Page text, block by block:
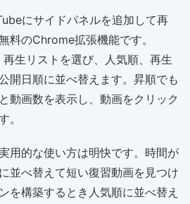
にサイドパネルを追加して再
料のChrome拡張機能です。
生リストを選び、人気順、再生
開日順に並べ替えます。昇順でも
動画数を表示し、動画をクリック
。
用的な使い方は明快です。時間が
並べ替えて短い復習動画を見つけ
を構築するとき人気順に並べ替え